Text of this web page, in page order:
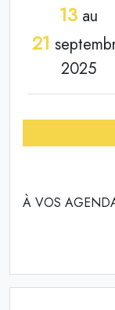
13 au
21
2025
À VOS